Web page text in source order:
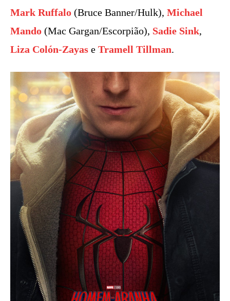
Mark Ruffalo (Bruce Banner/Hulk), Michael
Mando (Mac Gargan/Escorpião), Sadie Sink,
Liza Colón-Zayas e Tramell Tillman.